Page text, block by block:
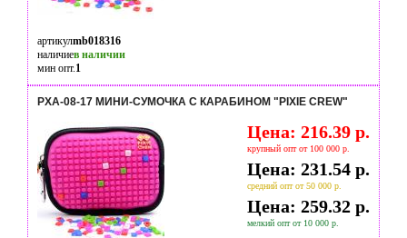
артикулmb018316
наличиев наличии
мин опт.1
PXA-08-17 МИНИ-СУМОЧКА С КАРАБИНОМ "PIXIE CREW"
Цена: 216.39 р.
крупный опт от 100 000 р.
Цена: 231.54 р.
средний опт от 50 000 р.
Цена: 259.32 р.
мелкий опт от 10 000 р.